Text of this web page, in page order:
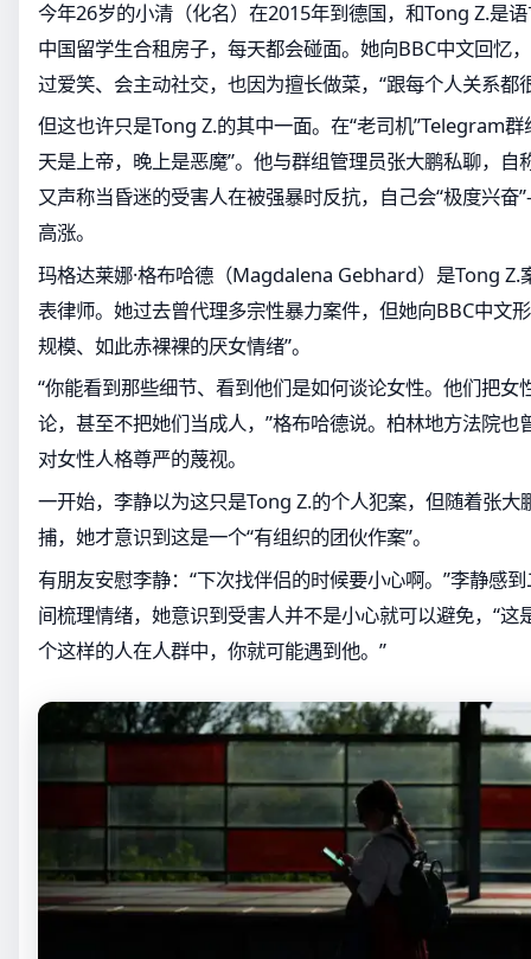
今年26岁的小清（化名）在2015年到德国，和Tong Z.是
中国留学生合租房子，每天都会碰面。她向BBC中文回忆
过爱笑、会主动社交，也因为擅长做菜，“跟每个人关系都
但这也许只是Tong Z.的其中一面。在“老司机”Telegram
天是上帝，晚上是恶魔”。他与群组管理员张大鹏私聊，自
又声称当昏迷的受害人在被强暴时反抗，自己会“极度兴
高涨。
玛格达莱娜·格布哈德（Magdalena Gebhard）是Tong Z.
表律师。她过去曾代理多宗性暴力案件，但她向BBC中文
规模、如此赤裸裸的厌女情绪”。
“你能看到那些细节、看到他们是如何谈论女性。他们把女
论，甚至不把她们当成人，”格布哈德说。柏林地方法院也
对女性人格尊严的蔑视。
一开始，李静以为这只是Tong Z.的个人犯案，但随着张大
捕，她才意识到这是一个“有组织的团伙作案”。
有朋友安慰李静：“下次找伴侣的时候要小心啊。”李静感
间梳理情绪，她意识到受害人并不是小心就可以避免，“这
个这样的人在人群中，你就可能遇到他。”